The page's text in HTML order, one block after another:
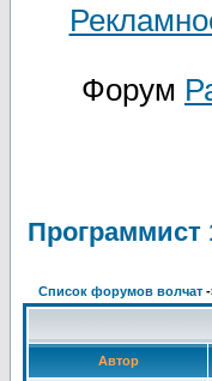
Форум
Программист
Список форумов волчат
Автор